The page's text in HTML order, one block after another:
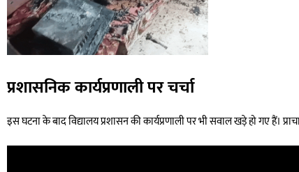
प्रशासनिक कार्यप्रणाली पर चर्चा
इस घटना के बाद विद्यालय प्रशासन की कार्यप्रणाली पर भी सवाल खड़े हो गए हैं।